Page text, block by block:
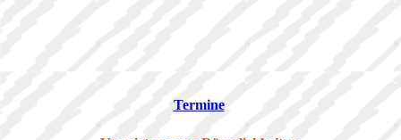
Termine